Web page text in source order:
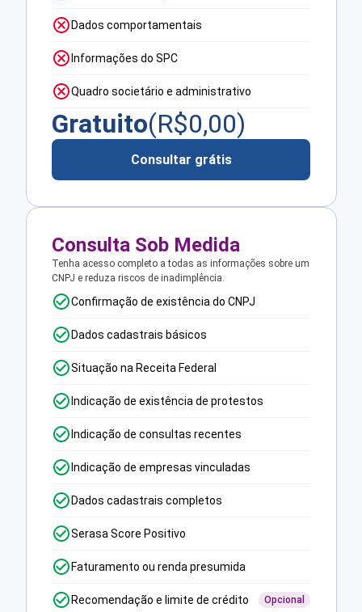
Dados comportamentais
Informações do SPC
Quadro societário e administrativo
Gratuito(R$0,00)
Consultar grátis
Consulta Sob Medida
Tenha acesso completo a todas as informações sobre um
CNPJ e reduza riscos de inadimplência.
Confirmação de existência do CNPJ
Dados cadastrais básicos
Situação na Receita Federal
Indicação de existência de protestos
Indicação de consultas recentes
Indicação de empresas vinculadas
Dados cadastrais completos
Serasa Score Positivo
Faturamento ou renda presumida
Recomendação e limite de crédito Opcional